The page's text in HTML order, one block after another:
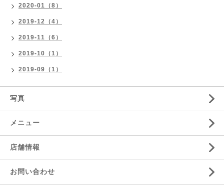
2020-01（8）
2019-12（4）
2019-11（6）
2019-10（1）
2019-09（1）
写真
メニュー
店舗情報
お問い合わせ